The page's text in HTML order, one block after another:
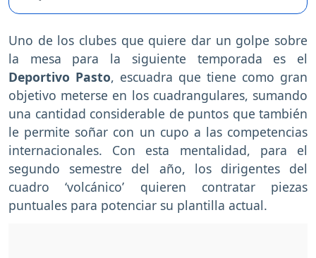
Uno de los clubes que quiere dar un golpe sobre
la mesa para la siguiente temporada es el
Deportivo Pasto, escuadra que tiene como gran
objetivo meterse en los cuadrangulares, sumando
una cantidad considerable de puntos que también
le permite soñar con un cupo a las competencias
internacionales. Con esta mentalidad, para el
segundo semestre del año, los dirigentes del
cuadro ‘volcánico’ quieren contratar piezas
puntuales para potenciar su plantilla actual.